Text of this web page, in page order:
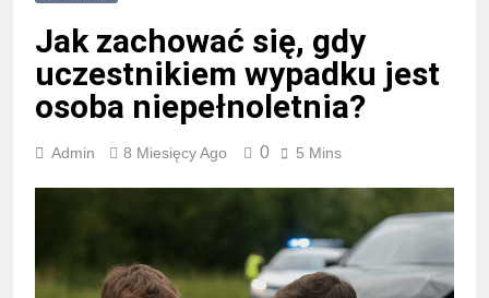
Jak zachować się, gdy
uczestnikiem wypadku jest
osoba niepełnoletnia?
Admin 8 Miesięcy Ago 0 5 Mins